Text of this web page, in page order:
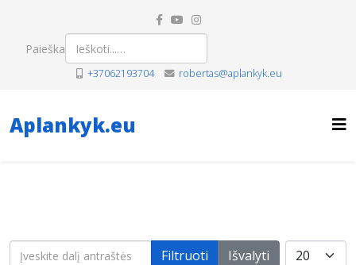
Paieška
+37062193704 robertas@aplankyk.eu
Aplankyk.eu
Įveskite dalį antraštės Filtruoti Išvalyti Rodyti po